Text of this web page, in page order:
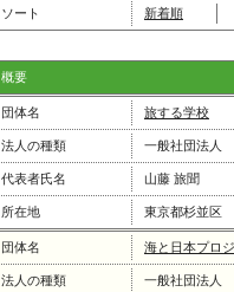
ソート 新着順
概要
団体名 旅する学校
法人の種類 一般社団法人
代表者氏名 山藤 旅聞
所在地 東京都杉並区
団体名 海と日本プロ
法人の種類 一般社団法人